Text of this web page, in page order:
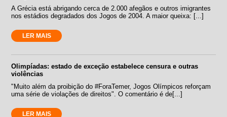
A Grécia está abrigando cerca de 2.000 afegãos e outros imigrantes
nos estádios degradados dos Jogos de 2004. A maior queixa: [...]
LER MAIS
Olimpíadas: estado de exceção estabelece censura e outras
violências
"Muito além da proibição do #ForaTemer, Jogos Olímpicos reforçam
uma série de violações de direitos". O comentário é de[...]
LER MAIS